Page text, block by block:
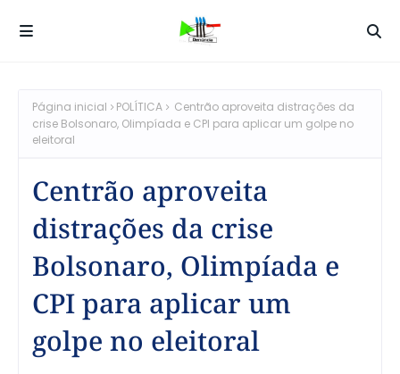
Página inicial POLÍTICA
Centrão aproveita distrações da
crise Bolsonaro, Olimpíada e CPI para aplicar um golpe no
eleitoral
Centrão aproveita
distrações da crise
Bolsonaro, Olimpíada e
CPI para aplicar um
golpe no eleitoral